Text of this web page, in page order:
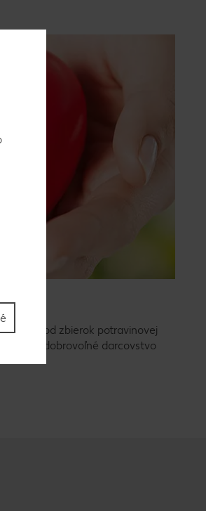
siaha od zbierok potravinovej
až po dobrovoľné darcovstvo